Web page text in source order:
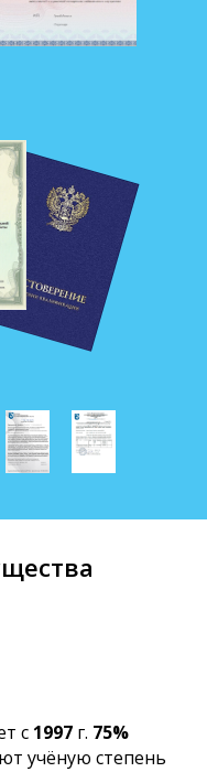
с 1997 г. 75%
учёную степень